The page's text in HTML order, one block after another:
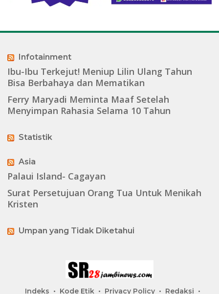
Infotainment
Ibu-Ibu Terkejut! Meniup Lilin Ulang Tahun
Bisa Berbahaya dan Mematikan
Ferry Maryadi Meminta Maaf Setelah
Menyimpan Rahasia Selama 10 Tahun
Statistik
Asia
Palaui Island- Cagayan
Surat Persetujuan Orang Tua Untuk Menikah
Kristen
Umpan yang Tidak Diketahui
Indeks Kode Etik Privacy Policy Redaksi